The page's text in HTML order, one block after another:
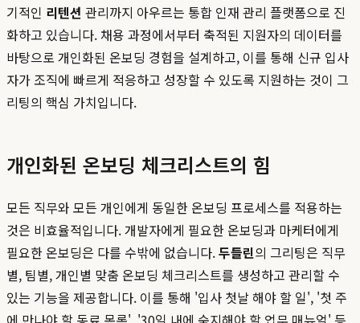
기적인 리텐션 관리까지 아우르는 통합 인재 관리 플랫폼으로 진
화하고 있습니다. 채용 과정에서부터 축적된 지원자의 데이터를
바탕으로 개인화된 온보딩 경험을 설계하고, 이를 통해 신규 입사
자가 조직에 빠르게 적응하고 성장할 수 있도록 지원하는 것이 그
리팅의 핵심 가치입니다.
개인화된 온보딩 체크리스트의 힘
모든 직무와 모든 개인에게 동일한 온보딩 프로세스를 적용하는
것은 비효율적입니다. 개발자에게 필요한 온보딩과 마케터에게
필요한 온보딩은 다를 수밖에 없습니다.두들린의 그리팅은 직무
별, 팀별, 개인별 맞춤 온보딩 체크리스트를 생성하고 관리할 수
있는 기능을 제공합니다. 이를 통해 '입사 첫날 해야 할 일', '첫 주